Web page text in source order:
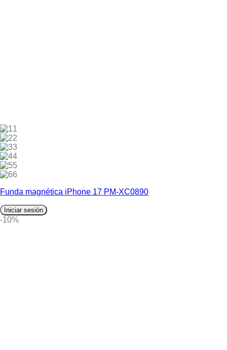
1
2
3
4
5
6
Funda magnética iPhone 17 PM-XC0890
Iniciar sesión
-10%